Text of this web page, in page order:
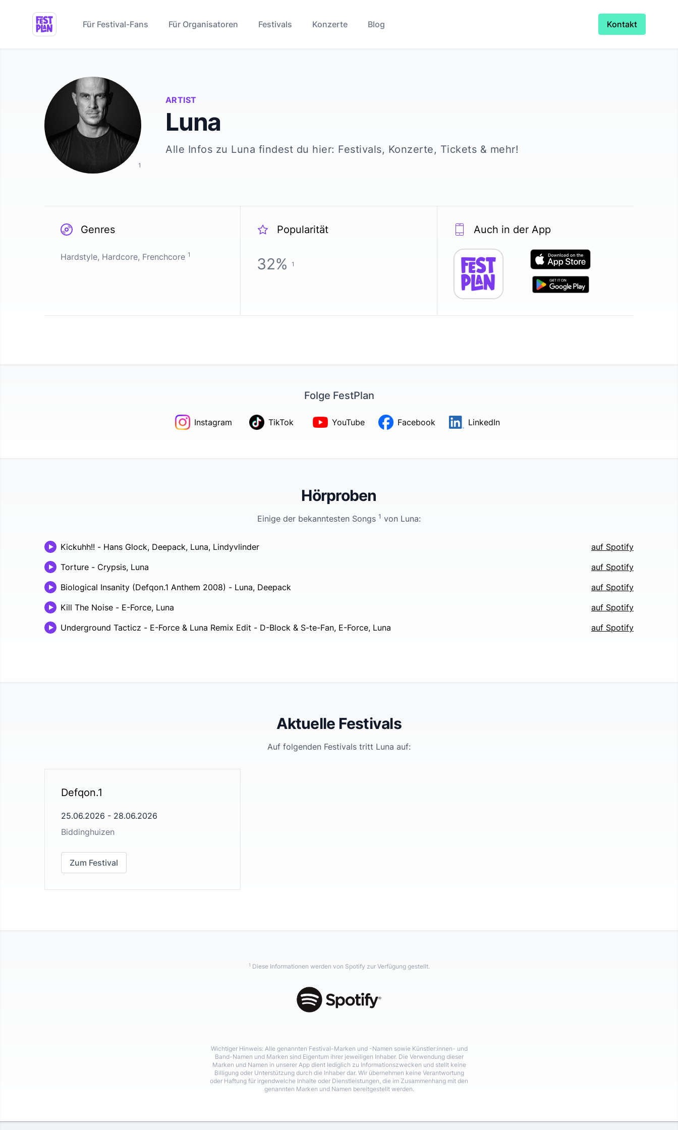
Für Festival-Fans Für Organisatoren Festivals Konzerte Blog Kontakt
ARTIST
Luna
Alle Infos zu Luna findest du hier: Festivals, Konzerte, Tickets & mehr!
1
Genres
Hardstyle, Hardcore, Frenchcore 1
Popularität
32% 1
Auch in der App
Folge FestPlan
Instagram TikTok YouTube Facebook LinkedIn
Hörproben
Einige der bekanntesten Songs 1 von Luna:
Kickuhh!! - Hans Glock, Deepack, Luna, Lindyvlinder
auf Spotify
Torture - Crypsis, Luna
auf Spotify
Biological Insanity (Defqon.1 Anthem 2008) - Luna, Deepack
auf Spotify
Kill The Noise - E-Force, Luna
auf Spotify
Underground Tacticz - E-Force & Luna Remix Edit - D-Block & S-te-Fan, E-Force, Luna auf Spotify
Aktuelle Festivals
Auf folgenden Festivals tritt Luna auf:
Defqon.1
25.06.2026 - 28.06.2026
Biddinghuizen
Zum Festival
1 Diese Informationen werden von Spotify zur Verfügung gestellt.
Wichtiger Hinweis: Alle genannten Festival-Marken und -Namen sowie Künstler:innen- und
Band-Namen und Marken sind Eigentum ihrer jeweiligen Inhaber. Die Verwendung dieser
Marken und Namen in unserer App dient lediglich zu Informationszwecken und stellt keine
Billigung oder Unterstützung durch die Inhaber dar. Wir übernehmen keine Verantwortung
oder Haftung für irgendwelche Inhalte oder Dienstleistungen, die im Zusammenhang mit den
genannten Marken und Namen bereitgestellt werden.